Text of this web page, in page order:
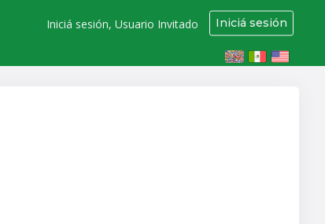
Iniciá sesión, Usuario Invitado Iniciá sesión